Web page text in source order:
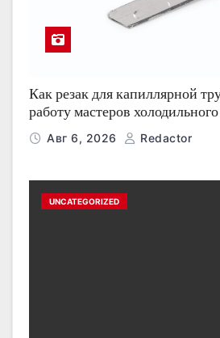
Как резак для капиллярной
работу мастеров
Авг 6, 2026 Redactor
UNCATEGORIZED